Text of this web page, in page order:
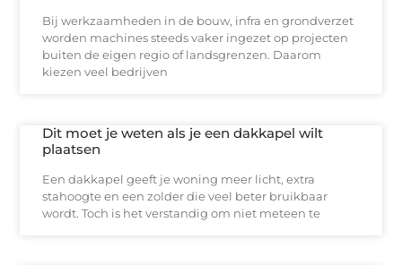
Bij werkzaamheden in de bouw, infra en grondverzet
worden machines steeds vaker ingezet op projecten
buiten de eigen regio of landsgrenzen. Daarom
kiezen veel bedrijven
Dit moet je weten als je een dakkapel wilt
plaatsen
Een dakkapel geeft je woning meer licht, extra
stahoogte en een zolder die veel beter bruikbaar
wordt. Toch is het verstandig om niet meteen te